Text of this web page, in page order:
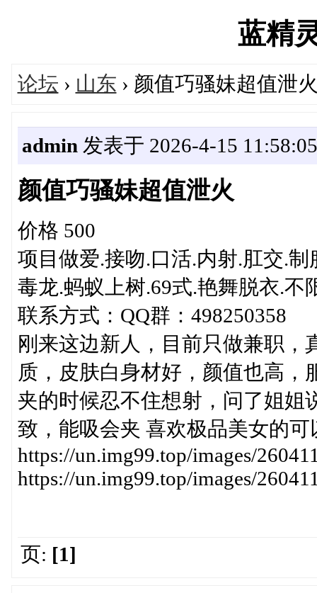
蓝精
论坛 › 山东 › 颜值巧骚妹超值泄
admin 发表于 2026-4-15 11:58:05
颜值巧骚妹超值泄火
价格 500
项目做爱.接吻.口活.内射.肛交.
毒龙.蚂蚁上树.69式.艳舞脱衣.不
联系方式：QQ群：498250358
刚来这边新人，目前只做兼职，
质，皮肤白身材好，颜值也高
夹的时候忍不住想射，问了姐姐
致，能吸会夹 喜欢极品美女的
https://un.img99.top/images/
https://un.img99.top/images/
页: [1]